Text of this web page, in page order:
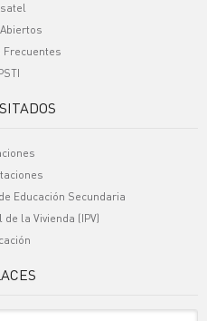
Frecuentes
Educación Secundaria
la Vivienda (IPV)